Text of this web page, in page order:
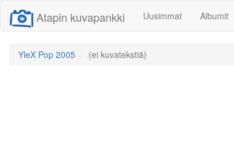
Atapin kuvapankki Uusimmat Albumit
YleX Pop 2005 (ei kuvatekstiä)